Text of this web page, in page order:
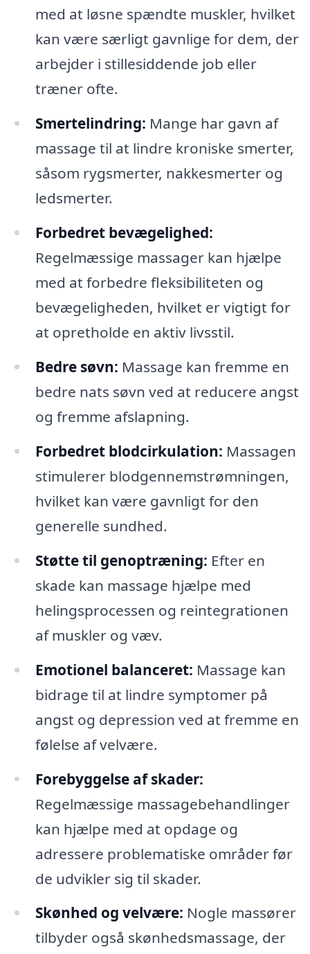
med at løsne spændte muskler, hvilket
kan være særligt gavnlige for dem, der
arbejder i stillesiddende job eller
træner ofte.
Smertelindring: Mange har gavn af
massage til at lindre kroniske smerter,
såsom rygsmerter, nakkesmerter og
ledsmerter.
Forbedret bevægelighed:
Regelmæssige massager kan hjælpe
med at forbedre fleksibiliteten og
bevægeligheden, hvilket er vigtigt for
at opretholde en aktiv livsstil.
Bedre søvn: Massage kan fremme en
bedre nats søvn ved at reducere angst
og fremme afslapning.
Forbedret blodcirkulation: Massagen
stimulerer blodgennemstrømningen,
hvilket kan være gavnligt for den
generelle sundhed.
Støtte til genoptræning: Efter en
skade kan massage hjælpe med
helingsprocessen og reintegrationen
af muskler og væv.
Emotionel balanceret: Massage kan
bidrage til at lindre symptomer på
angst og depression ved at fremme en
følelse af velvære.
Forebyggelse af skader:
Regelmæssige massagebehandlinger
kan hjælpe med at opdage og
adressere problematiske områder før
de udvikler sig til skader.
Skønhed og velvære: Nogle massører
tilbyder også skønhedsmassage, der